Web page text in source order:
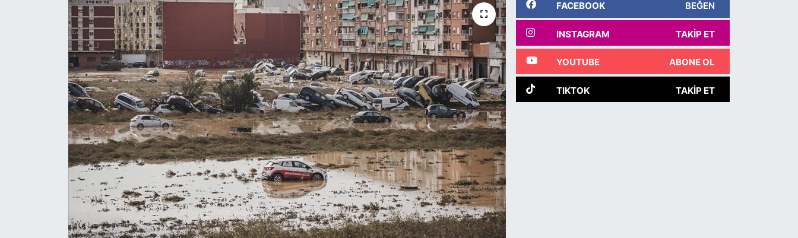
FACEBOOK BEĞEN
INSTAGRAM TAKIP ET
YOUTUBE ABONE OL
TIKTOK TAKIP ET
SAĞLIK